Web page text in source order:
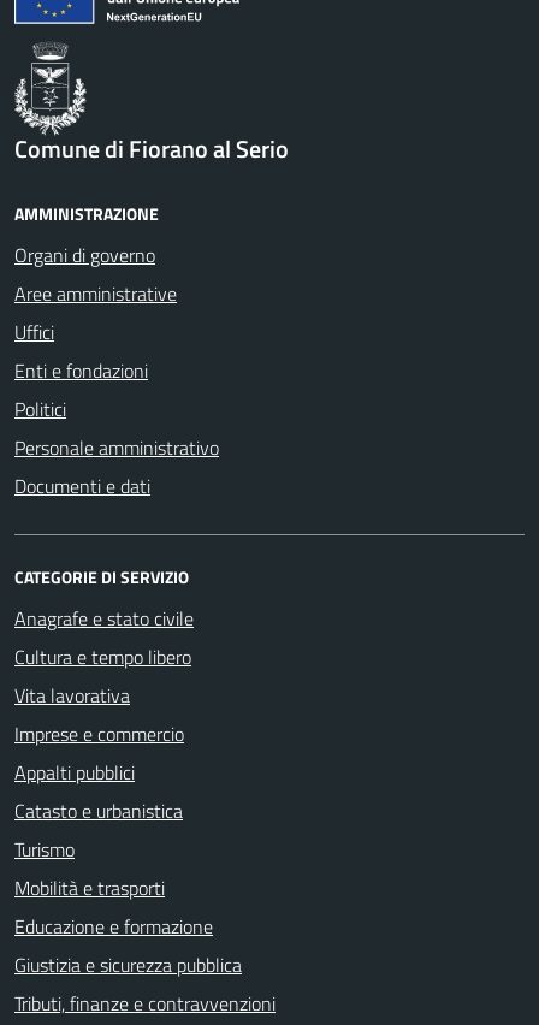
Comune di Fiorano al Serio
AMMINISTRAZIONE
Organi di governo
Aree amministrative
Uffici
Enti e fondazioni
Politici
Personale amministrativo
Documenti e dati
CATEGORIE DI SERVIZIO
Anagrafe e stato civile
Cultura e tempo libero
Vita lavorativa
Imprese e commercio
Appalti pubblici
Catasto e urbanistica
Turismo
Mobilità e trasporti
Educazione e formazione
Giustizia e sicurezza pubblica
Tributi, finanze e contravvenzioni